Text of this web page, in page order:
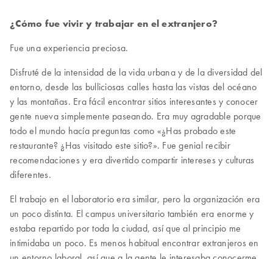
¿Cómo fue vivir y trabajar en el extranjero?
Fue una experiencia preciosa.
Disfruté de la intensidad de la vida urbana y de la diversidad del
entorno, desde las bulliciosas calles hasta las vistas del océano
y las montañas. Era fácil encontrar sitios interesantes y conocer
gente nueva simplemente paseando. Era muy agradable porque
todo el mundo hacía preguntas como «¿Has probado este
restaurante? ¿Has visitado este sitio?». Fue genial recibir
recomendaciones y era divertido compartir intereses y culturas
diferentes.
El trabajo en el laboratorio era similar, pero la organización era
un poco distinta. El campus universitario también era enorme y
estaba repartido por toda la ciudad, así que al principio me
intimidaba un poco. Es menos habitual encontrar extranjeros en